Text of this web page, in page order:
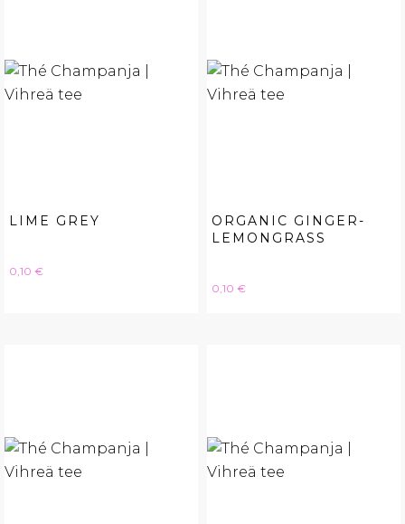
LIME GREY
Hinta
0,10 €
ORGANIC GINGER-
LEMONGRASS
Hinta
0,10 €